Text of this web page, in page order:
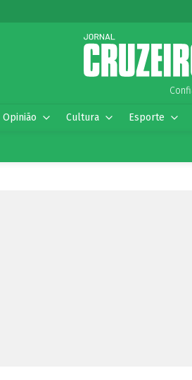
Opinião Cultura Esporte